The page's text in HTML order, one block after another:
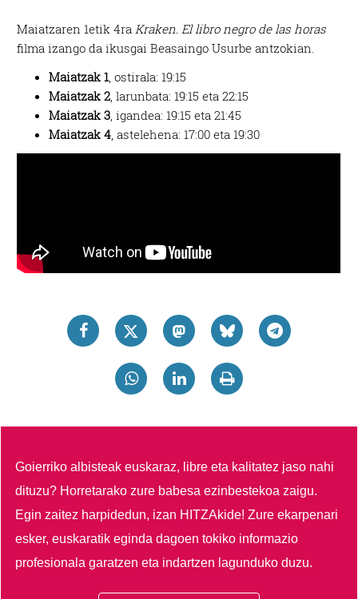
Maiatzaren 1etik 4ra Kraken. El libro negro de las horas
filma izango da ikusgai Beasaingo Usurbe antzokian.
Maiatzak 1 , ostirala: 19:15
Maiatzak 2 , larunbata: 19:15 eta 22:15
Maiatzak 3 , igandea: 19:15 eta 21:45
Maiatzak 4 , astelehena: 17:00 eta 19:30
Goierriko albisteak euskaraz, libre eta kalitatez jaso nahi
dituzu? Horretarako zure babesa ezinbestekoa zaigu.
Egin zaitez harpidedun, izan HITZAkide!Zure ekarpenari
esker, euskaratik eginda dagoen tokiko informazio
profesionala garatzen eta indartzen lagunduko duzu.